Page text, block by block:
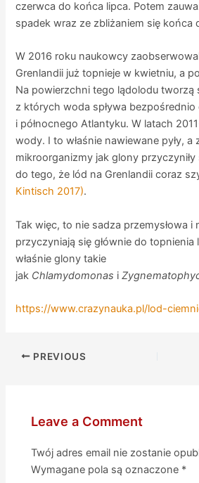
czerwca do końca lipca. Potem
spadek wraz ze zbliżaniem się końca
W 2016 roku naukowcy
Grenlandii już topnieje w kwietniu, a
Na powierzchni tego lądolodu tworzą
z których woda spływa
i północnego Atlantyku. W latach
wody. I to właśnie nawiewane pyły, a
mikroorganizmy jak glony
do tego, że lód na Grenlandii coraz
Kintisch 2017).
Tak więc, to nie sadza przemysłowa i
przyczyniają się głównie do topnienia
właśnie glony takie
jak Chlamydomonas i
https://www.crazynauka.pl/lod-
PREVIOUS
Leave a Comment
Twój adres email nie zostanie
Wymagane pola są oznaczone *